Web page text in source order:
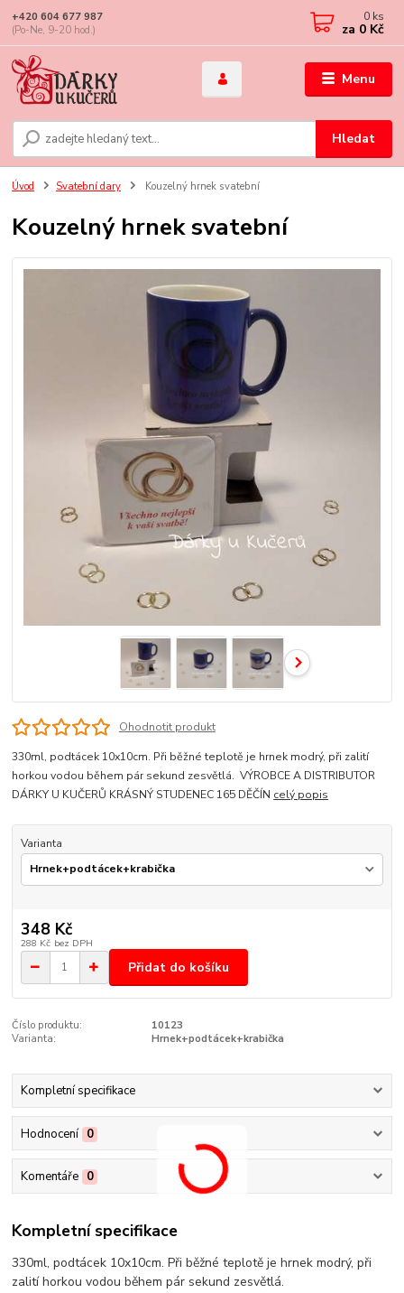
Menu
Hledat
+420 604 677 987
(Po-Ne, 9-20 hod.)
0 ks
za 0 Kč
Úvod Svatební dary Kouzelný hrnek svatební
Kouzelný hrnek svatební
Ohodnotit produkt
330ml, podtácek 10x10cm. Při běžné teplotě je hrnek modrý, při zalití
horkou vodou během pár sekund zesvětlá. VÝROBCE A DISTRIBUTOR
DÁRKY U KUČERŮ KRÁSNÝ STUDENEC 165 DĚČÍN celý popis
Varianta
348 Kč
288 Kč bez DPH
Přidat do košíku
Číslo produktu:
10123
Varianta:
Hrnek+podtácek+krabička
Kompletní specifikace
Hodnocení 0
Komentáře 0
Kompletní specifikace
330ml, podtácek 10x10cm. Při běžné teplotě je hrnek modrý, při
zalití horkou vodou během pár sekund zesvětlá.